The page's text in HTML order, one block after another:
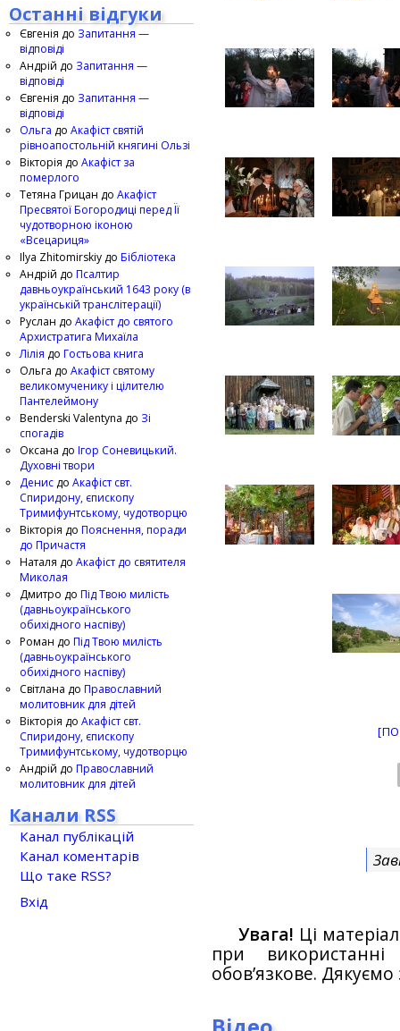
Увага! Ці
при
обов’язкове.
Останні відгуки
Євгенія до Запитання —
відповіді
Андрій до Запитання —
відповіді
Євгенія до Запитання —
відповіді
Ольга до Акафіст святій
рівноапостольній княгині Ользі
Вікторія до Акафіст за
померлого
Тетяна Грицан до Акафіст
Пресвятої Богородиці перед Її
чудотворною іконою
«Всецариця»
Ilya Zhitomirskiy до Бібліотека
Андрій до Псалтир
давньоукраїнський 1643 року (в
українській транслітерації)
Руслан до Акафіст до святого
Архистратига Михаїла
Лілія до Гостьова книга
Ольга до Акафіст святому
великомученику і цілителю
Пантелеймону
Benderski Valentyna до Зі
спогадів
Оксана до Ігор Соневицький.
Духовні твори
Денис до Акафіст свт.
Спиридону, єпископу
Тримифунтському, чудотворцю
Вікторія до Пояснення, поради
до Причастя
Наталя до Акафіст до святителя
Миколая
Дмитро до Під Твою милість
(давньоукраїнського
обихідного наспіву)
Роман до Під Твою милість
(давньоукраїнського
обихідного наспіву)
Світлана до Православний
молитовник для дітей
Вікторія до Акафіст свт.
Спиридону, єпископу
Тримифунтському, чудотворцю
Андрій до Православний
молитовник для дітей
Канали RSS
Канал публікацій
Канал коментарів
Що таке RSS?
Вхід